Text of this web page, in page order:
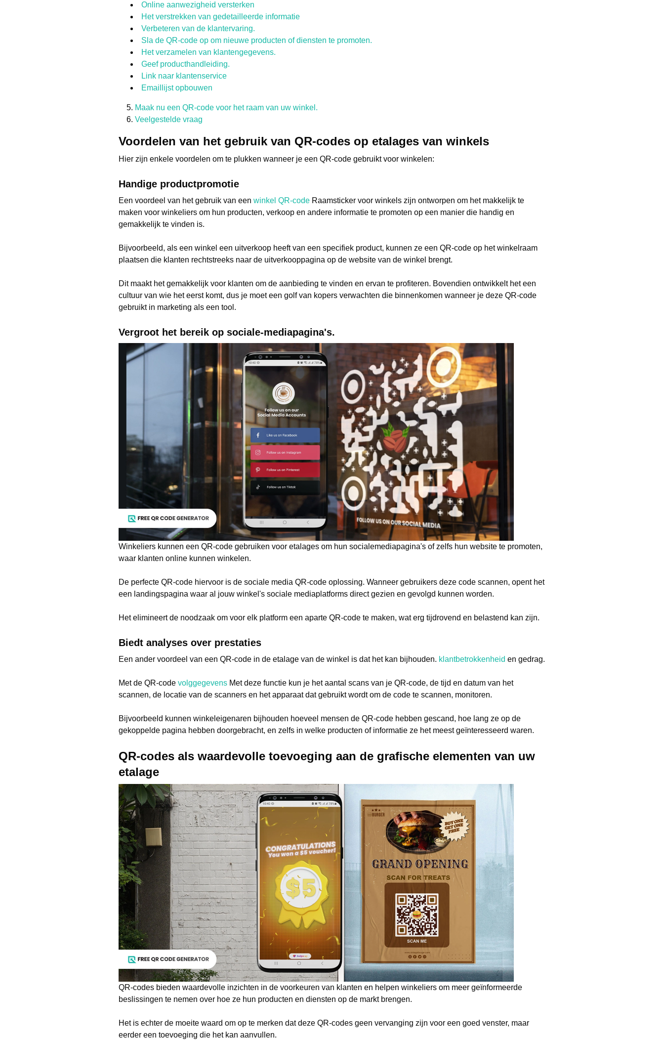
Online aanwezigheid versterken
Het verstrekken van gedetailleerde informatie
Verbeteren van de klantervaring.
Sla de QR-code op om nieuwe producten of diensten te promoten.
Het verzamelen van klantengegevens.
Geef producthandleiding.
Link naar klantenservice
Emaillijst opbouwen
Maak nu een QR-code voor het raam van uw winkel.
Veelgestelde vraag
Voordelen van het gebruik van QR-codes op etalages van winkels
Hier zijn enkele voordelen om te plukken wanneer je een QR-code gebruikt voor winkelen:
Handige productpromotie
Een voordeel van het gebruik van een winkel QR-code Raamsticker voor winkels zijn ontworpen om het makkelijk te
maken voor winkeliers om hun producten, verkoop en andere informatie te promoten op een manier die handig en
gemakkelijk te vinden is.
Bijvoorbeeld, als een winkel een uitverkoop heeft van een specifiek product, kunnen ze een QR-code op het winkelraam
plaatsen die klanten rechtstreeks naar de uitverkooppagina op de website van de winkel brengt.
Dit maakt het gemakkelijk voor klanten om de aanbieding te vinden en ervan te profiteren. Bovendien ontwikkelt het een
cultuur van wie het eerst komt, dus je moet een golf van kopers verwachten die binnenkomen wanneer je deze QR-code
gebruikt in marketing als een tool.
Vergroot het bereik op sociale-mediapagina's.
Winkeliers kunnen een QR-code gebruiken voor etalages om hun socialemediapagina's of zelfs hun website te promoten,
waar klanten online kunnen winkelen.
De perfecte QR-code hiervoor is de sociale media QR-code oplossing. Wanneer gebruikers deze code scannen, opent het
een landingspagina waar al jouw winkel's sociale mediaplatforms direct gezien en gevolgd kunnen worden.
Het elimineert de noodzaak om voor elk platform een aparte QR-code te maken, wat erg tijdrovend en belastend kan zijn.
Biedt analyses over prestaties
Een ander voordeel van een QR-code in de etalage van de winkel is dat het kan bijhouden. klantbetrokkenheid en gedrag.
Met de QR-code volggegevens Met deze functie kun je het aantal scans van je QR-code, de tijd en datum van het
scannen, de locatie van de scanners en het apparaat dat gebruikt wordt om de code te scannen, monitoren.
Bijvoorbeeld kunnen winkeleigenaren bijhouden hoeveel mensen de QR-code hebben gescand, hoe lang ze op de
gekoppelde pagina hebben doorgebracht, en zelfs in welke producten of informatie ze het meest geïnteresseerd waren.
QR-codes als waardevolle toevoeging aan de grafische elementen van uw
etalage
QR-codes bieden waardevolle inzichten in de voorkeuren van klanten en helpen winkeliers om meer geïnformeerde
beslissingen te nemen over hoe ze hun producten en diensten op de markt brengen.
Het is echter de moeite waard om op te merken dat deze QR-codes geen vervanging zijn voor een goed venster, maar
eerder een toevoeging die het kan aanvullen.